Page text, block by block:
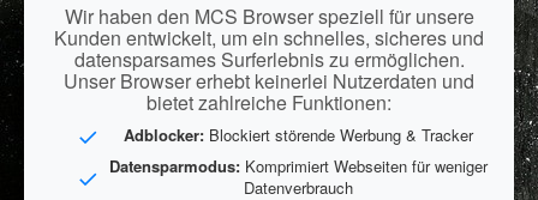
Wir haben den MCS Browser speziell für unsere
Kunden entwickelt, um ein schnelles, sicheres und
datensparsames Surferlebnis zu ermöglichen.
Unser Browser erhebt keinerlei Nutzerdaten und
bietet zahlreiche Funktionen:
Adblocker: Blockiert störende Werbung & Tracker
Datensparmodus: Komprimiert Webseiten für weniger
Datenverbrauch